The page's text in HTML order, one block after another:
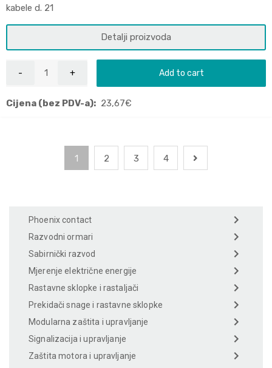
kabele d. 21
Detalji proizvoda
Add to cart
Cijena (bez PDV-a): 23,67€
1 2 3 4
Phoenix contact
Razvodni ormari
Sabirnički razvod
Mjerenje električne energije
Rastavne sklopke i rastaljači
Prekidači snage i rastavne sklopke
Modularna zaštita i upravljanje
Signalizacija i upravljanje
Zaštita motora i upravljanje